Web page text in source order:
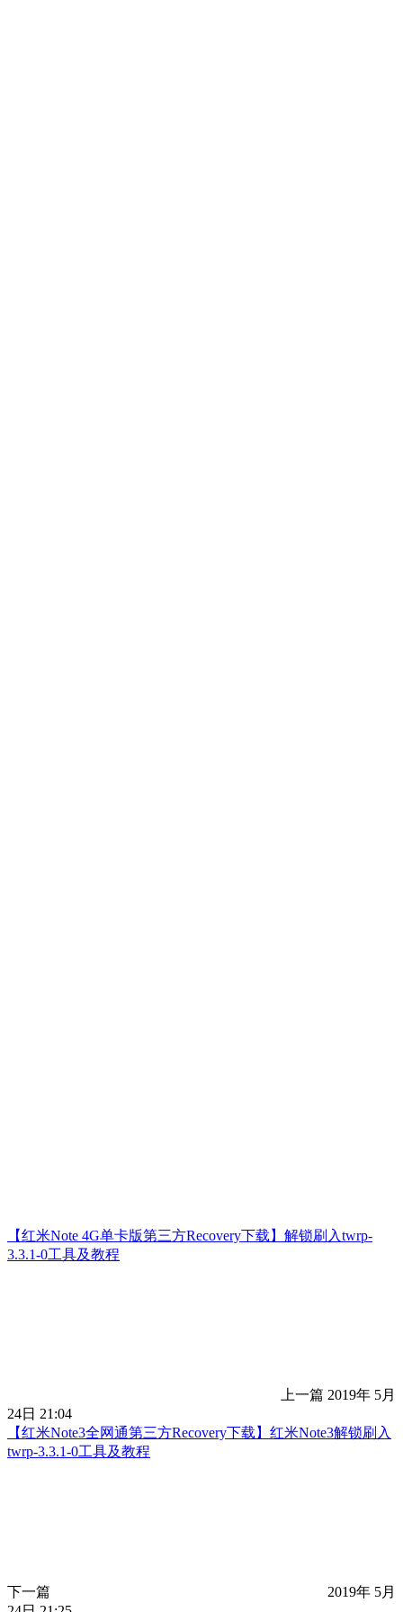
【红米Note 4G单卡版第三方Recovery下载】解锁刷入twrp-
3.3.1-0工具及教程
上一篇 2019年 5月
24日 21:04
【红米Note3全网通第三方Recovery下载】红米Note3解锁刷入
twrp-3.3.1-0工具及教程
下一篇
2019年 5月